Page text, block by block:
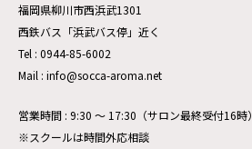
福岡県柳川市西浜武1301
西鉄バス「浜武バス停」近く
Tel : 0944-85-6002
Mail : info@socca-aroma.net
営業時間 : 9:30 ～ 17:30（サロン最終受付16時）
※スクールは時間外応相談